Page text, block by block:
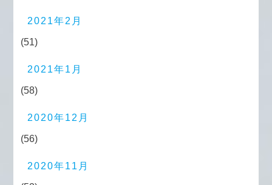
2021年2月
(51)
2021年1月
(58)
2020年12月
(56)
2020年11月